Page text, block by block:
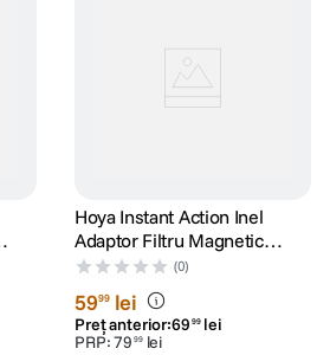
Hoya Instant Action Inel
Adaptor Filtru Magnetic
Montare pe Obiectiv Foto
77mm
(0)
5999 lei
Preț anterior:69 99 lei
PRP:79 99 lei